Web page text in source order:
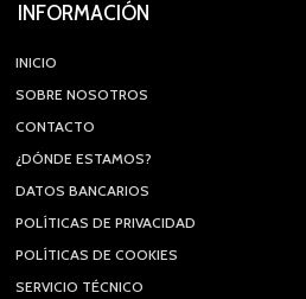
INFORMACIÓN
INICIO
SOBRE NOSOTROS
CONTACTO
¿DÓNDE ESTAMOS?
DATOS BANCARIOS
POLÍTICAS DE PRIVACIDAD
POLÍTICAS DE COOKIES
SERVICIO TÉCNICO